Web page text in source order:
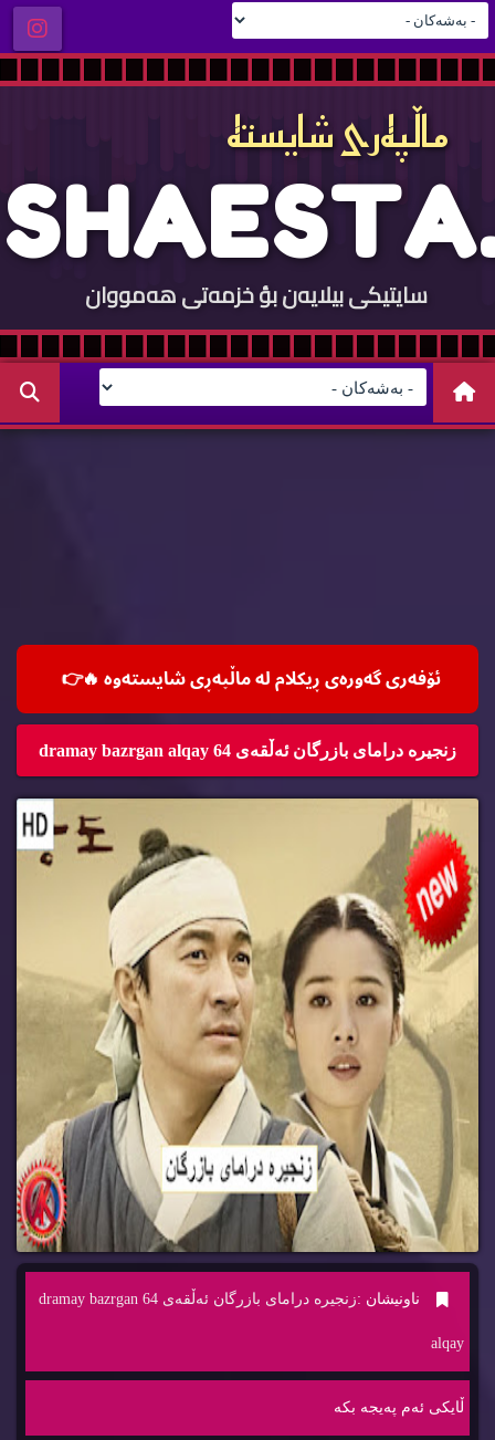
ماڵپه‌ری شایسته‌
SHAESTA.
COM
سایتيكی بيلایه‌ن بؤ خزمه‌تی هه‌مووان
ئۆفه‌ری گه‌وره‌ی ڕیكلام له‌ ماڵپه‌ڕی شایسته‌وه‌ 🔥👉
زنجیره‌ درامای بازرگان ئه‌ڵقه‌ی 64 dramay bazrgan alqay
ناونیشان : زنجیره‌ درامای بازرگان ئه‌ڵقه‌ی 64 dramay bazrgan
alqay
ڵایكی ئه‌م په‌یجه‌ بكه‌